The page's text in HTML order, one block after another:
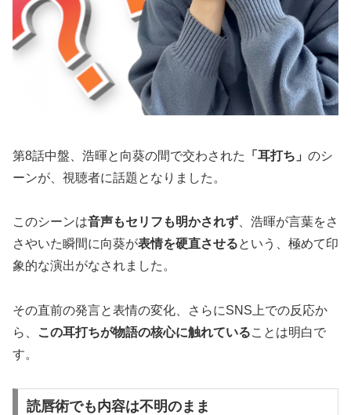
第8話中盤、浩暉と向葵の間で交わされた 「耳打ち」 のシ
ーンが、視聴者に話題となりました。
このシーンは音声もセリフも明かされず 、浩暉が言葉をさ
さやいた瞬間に向葵が表情を硬直させるという、極めて印
象的な演出がなされました。
その直前の発言と表情の変化、さらにSNS上での反応か
ら、
この耳打ちが物語の核心に触れていることは明白で
す。
読唇術でも内容は不明のまま